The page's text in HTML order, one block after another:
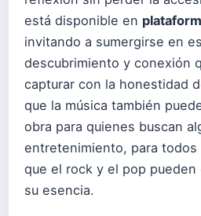
está disponible en
invitando a sumergirse en
descubrimiento y conexión
capturar con la honestidad
que la música también
obra para quienes buscan
entretenimiento, para todos
que el rock y el pop
su esencia.